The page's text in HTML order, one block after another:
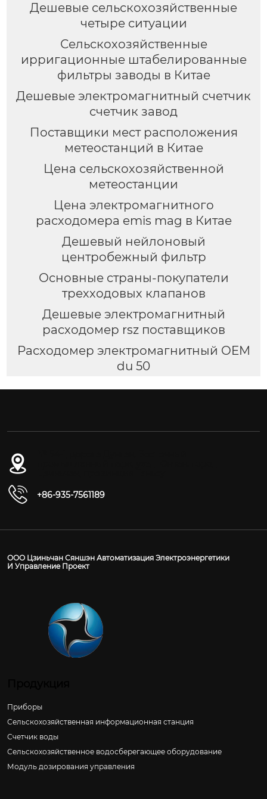
Дешевые сельскохозяйственные
четыре ситуации
Сельскохозяйственные
ирригационные штабелированные
фильтры заводы в Китае
Дешевые электромагнитный счетчик
счетчик завод
Поставщики мест расположения
метеостанций в Китае
Цена сельскохозяйственной
метеостанции
Цена электромагнитного
расходомера emis mag в Китае
Дешевый нейлоновый
центробежный фильтр
Основные страны-покупатели
трехходовых клапанов
Дешевые электромагнитный
расходомер rsz поставщиков
Расходомер электромагнитный OEM
du 50
+86-935-7561189
ООО Цзиньчан Сяншэн Автоматизация Электроэнергетики
И Управление Проект
Приборы
Сельскохозяйственная информационная станция
Счетчик воды
Сельскохозяйственное водосберегающее оборудование
Модуль дозирования управления